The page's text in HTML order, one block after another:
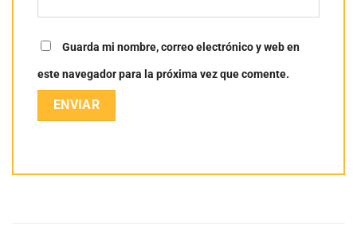
Guarda mi nombre, correo electrónico y web en
este navegador para la próxima vez que comente.